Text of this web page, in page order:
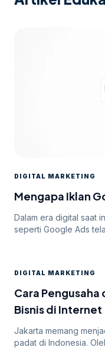
DIGITAL MARKETING
Mengapa Iklan
Dalam era digital saat
seperti Google Ads
menghadapi
iklan mereka. Dalam
mengapa […]
DIGITAL MARKETING
Cara Pengusaha
Bisnis di Internet
Jakarta memang
padat di Indonesia.